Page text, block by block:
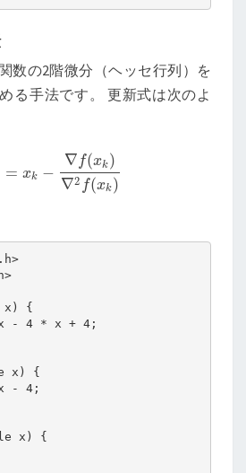
数の2階微分（ヘッセ行列）を
る手法です。 更新式は次のよ
= xk −
∇ f(xk)
∇2 f(xk)
=x k−∇ f(x k)∇2f(xk)
x) {
x) {
x) {